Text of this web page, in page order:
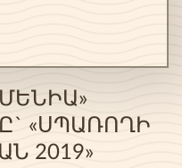
«ՍՊԱՌՈՂԻ
2019»